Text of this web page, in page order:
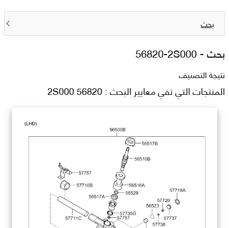
بحث
بحث -56820-2S000
نتيجة التصنيف
المنتجات التي تفي معايير البحث : 56820 2S000